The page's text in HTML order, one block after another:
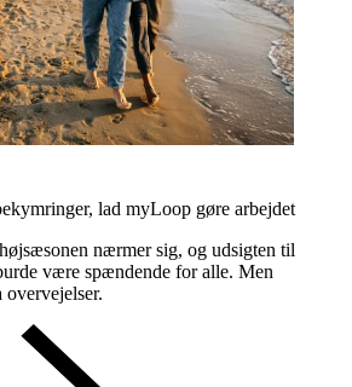
lad myLoop gøre arbejdet
nærmer sig, og udsigten til
være spændende for alle. Men